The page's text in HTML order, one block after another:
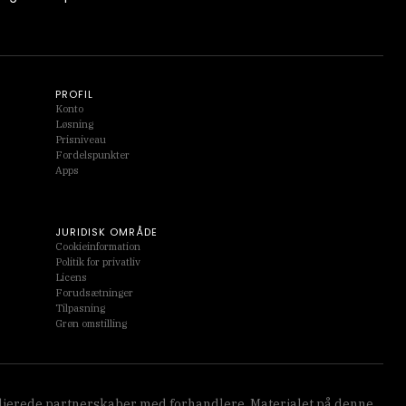
PROFIL
Konto
Løsning
Prisniveau
Fordelspunkter
Apps
JURIDISK OMRÅDE
Cookieinformation
Politik for privatliv
Licens
Forudsætninger
Tilpasning
Grøn omstilling